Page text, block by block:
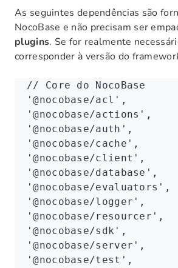
As seguintes dependências são
NocoBase e não precisam ser
plugins. Se for realmente
corresponder à versão do
// Core do NocoBase
'@nocobase/acl' ,
'@nocobase/actions' ,
'@nocobase/auth' ,
'@nocobase/cache' ,
'@nocobase/client' ,
'@nocobase/database' ,
'@nocobase/evaluators' ,
'@nocobase/logger' ,
'@nocobase/resourcer' ,
'@nocobase/sdk' ,
'@nocobase/server' ,
'@nocobase/test' ,